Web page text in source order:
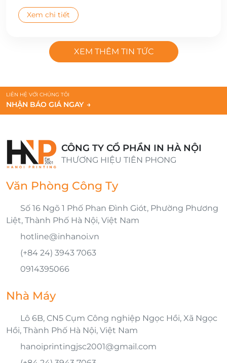
Xem chi tiết
XEM THÊM TIN TỨC
LIÊN HỆ VỚI CHÚNG TÔI
NHẬN BÁO GIÁ NGAY →
CÔNG TY CỔ PHẦN IN HÀ NỘI
THƯƠNG HIỆU TIÊN PHONG
Văn Phòng Công Ty
Số 16 Ngõ 1 Phố Phan Đình Giót, Phường Phương
Liệt, Thành Phố Hà Nội, Việt Nam
hotline@inhanoi.vn
(+84 24) 3943 7063
0914395066
Nhà Máy
Lô 6B, CN5 Cụm Công nghiệp Ngọc Hồi, Xã Ngọc
Hồi, Thành Phố Hà Nội, Việt Nam
hanoiprintingjsc2001@gmail.com